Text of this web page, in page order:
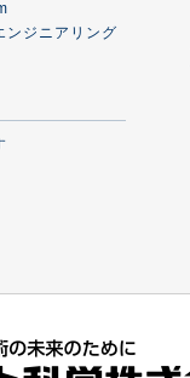
ンジニアリング